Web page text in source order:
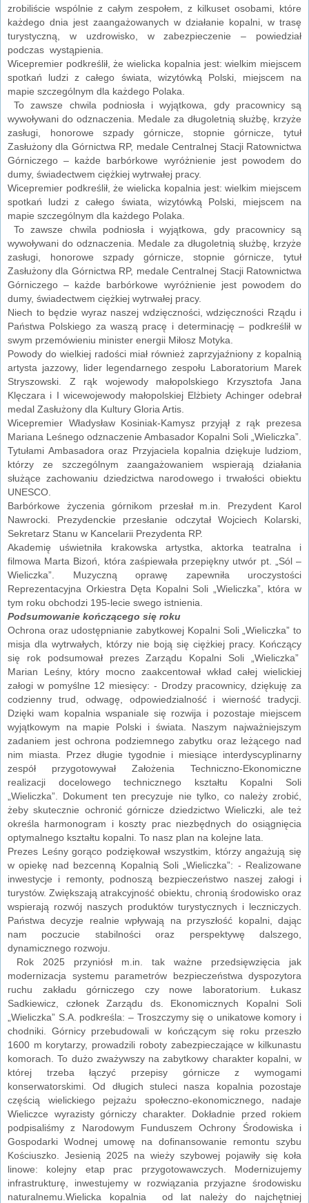
zrobiliście wspólnie z całym zespołem, z kilkuset osobami, które
każdego dnia jest zaangażowanych w działanie kopalni, w trasę
turystyczną, w uzdrowisko, w zabezpieczenie – powiedział
podczas wystąpienia.
Wicepremier podkreślił, że wielicka kopalnia jest: wielkim miejscem
spotkań ludzi z całego świata, wizytówką Polski, miejscem na
mapie szczególnym dla każdego Polaka.
To zawsze chwila podniosła i wyjątkowa, gdy pracownicy są
wywoływani do odznaczenia. Medale za długoletnią służbę, krzyże
zasługi, honorowe szpady górnicze, stopnie górnicze, tytuł
Zasłużony dla Górnictwa RP, medale Centralnej Stacji Ratownictwa
Górniczego – każde barbórkowe wyróżnienie jest powodem do
dumy, świadectwem ciężkiej wytrwałej pracy.
Wicepremier podkreślił, że wielicka kopalnia jest: wielkim miejscem
spotkań ludzi z całego świata, wizytówką Polski, miejscem na
mapie szczególnym dla każdego Polaka.
To zawsze chwila podniosła i wyjątkowa, gdy pracownicy są
wywoływani do odznaczenia. Medale za długoletnią służbę, krzyże
zasługi, honorowe szpady górnicze, stopnie górnicze, tytuł
Zasłużony dla Górnictwa RP, medale Centralnej Stacji Ratownictwa
Górniczego – każde barbórkowe wyróżnienie jest powodem do
dumy, świadectwem ciężkiej wytrwałej pracy.
Niech to będzie wyraz naszej wdzięczności, wdzięczności Rządu i
Państwa Polskiego za waszą pracę i determinację – podkreślił w
swym przemówieniu minister energii Miłosz Motyka.
Powody do wielkiej radości miał również zaprzyjaźniony z kopalnią
artysta jazzowy, lider legendarnego zespołu Laboratorium Marek
Stryszowski. Z rąk wojewody małopolskiego Krzysztofa Jana
Klęczara i I wicewojewody małopolskiej Elżbiety Achinger odebrał
medal Zasłużony dla Kultury Gloria Artis.
Wicepremier Władysław Kosiniak-Kamysz przyjął z rąk prezesa
Mariana Leśnego odznaczenie Ambasador Kopalni Soli „Wieliczka”.
Tytułami Ambasadora oraz Przyjaciela kopalnia dziękuje ludziom,
którzy ze szczególnym zaangażowaniem wspierają działania
służące zachowaniu dziedzictwa narodowego i trwałości obiektu
UNESCO.
Barbórkowe życzenia górnikom przesłał m.in. Prezydent Karol
Nawrocki. Prezydenckie przesłanie odczytał Wojciech Kolarski,
Sekretarz Stanu w Kancelarii Prezydenta RP.
Akademię uświetniła krakowska artystka, aktorka teatralna i
filmowa Marta Bizoń, która zaśpiewała przepiękny utwór pt. „Sól –
Wieliczka”. Muzyczną oprawę zapewniła uroczystości
Reprezentacyjna Orkiestra Dęta Kopalni Soli „Wieliczka”, która w
tym roku obchodzi 195-lecie swego istnienia.
Podsumowanie kończącego się roku
Ochrona oraz udostępnianie zabytkowej Kopalni Soli „Wieliczka” to
misja dla wytrwałych, którzy nie boją się ciężkiej pracy. Kończący
się rok podsumował prezes Zarządu Kopalni Soli „Wieliczka”
Marian Leśny, który mocno zaakcentował wkład całej wielickiej
załogi w pomyślne 12 miesięcy: - Drodzy pracownicy, dziękuję za
codzienny trud, odwagę, odpowiedzialność i wierność tradycji.
Dzięki wam kopalnia wspaniale się rozwija i pozostaje miejscem
wyjątkowym na mapie Polski i świata. Naszym najważniejszym
zadaniem jest ochrona podziemnego zabytku oraz leżącego nad
nim miasta. Przez długie tygodnie i miesiące interdyscyplinarny
zespół przygotowywał Założenia Techniczno-Ekonomiczne
realizacji docelowego technicznego kształtu Kopalni Soli
„Wieliczka”. Dokument ten precyzuje nie tylko, co należy zrobić,
żeby skutecznie ochronić górnicze dziedzictwo Wieliczki, ale też
określa harmonogram i koszty prac niezbędnych do osiągnięcia
optymalnego kształtu kopalni. To nasz plan na kolejne lata.
Prezes Leśny gorąco podziękował wszystkim, którzy angażują się
w opiekę nad bezcenną Kopalnią Soli „Wieliczka”: - Realizowane
inwestycje i remonty, podnoszą bezpieczeństwo naszej załogi i
turystów. Zwiększają atrakcyjność obiektu, chronią środowisko oraz
wspierają rozwój naszych produktów turystycznych i leczniczych.
Państwa decyzje realnie wpływają na przyszłość kopalni, dając
nam poczucie stabilności oraz perspektywę dalszego,
dynamicznego rozwoju.
Rok 2025 przyniósł m.in. tak ważne przedsięwzięcia jak
modernizacja systemu parametrów bezpieczeństwa dyspozytora
ruchu zakładu górniczego czy nowe laboratorium. Łukasz
Sadkiewicz, członek Zarządu ds. Ekonomicznych Kopalni Soli
„Wieliczka” S.A. podkreśla: – Troszczymy się o unikatowe komory i
chodniki. Górnicy przebudowali w kończącym się roku przeszło
1600 m korytarzy, prowadzili roboty zabezpieczające w kilkunastu
komorach. To dużo zważywszy na zabytkowy charakter kopalni, w
której trzeba łączyć przepisy górnicze z wymogami
konserwatorskimi. Od długich stuleci nasza kopalnia pozostaje
częścią wielickiego pejzażu społeczno-ekonomicznego, nadaje
Wieliczce wyrazisty górniczy charakter. Dokładnie przed rokiem
podpisaliśmy z Narodowym Funduszem Ochrony Środowiska i
Gospodarki Wodnej umowę na dofinansowanie remontu szybu
Kościuszko. Jesienią 2025 na wieży szybowej pojawiły się koła
linowe: kolejny etap prac przygotowawczych. Modernizujemy
infrastrukturę, inwestujemy w rozwiązania przyjazne środowisku
naturalnemu.Wielicka kopalnia od lat należy do najchętniej